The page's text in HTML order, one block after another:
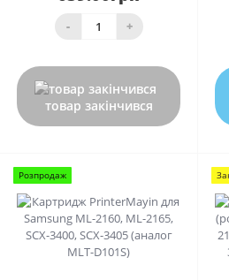
- +
товар закінчився
Розпродаж